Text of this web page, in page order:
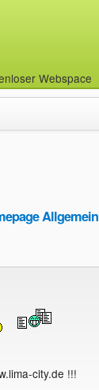
Webspace
Allgemein
city.de !!!